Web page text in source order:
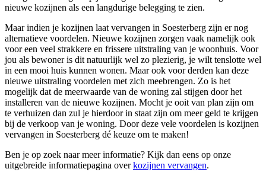
nieuwe kozijnen als een langdurige belegging te zien.
Maar indien je kozijnen laat vervangen in Soesterberg zijn er nog
alternatieve voordelen. Nieuwe kozijnen zorgen vaak namelijk ook
voor een veel strakkere en frissere uitstraling van je woonhuis. Voor
jou als bewoner is dit natuurlijk wel zo plezierig, je wilt tenslotte wel
in een mooi huis kunnen wonen. Maar ook voor derden kan deze
nieuwe uitstraling voordelen met zich meebrengen. Zo is het
mogelijk dat de meerwaarde van de woning zal stijgen door het
installeren van de nieuwe kozijnen. Mocht je ooit van plan zijn om
te verhuizen dan zul je hierdoor in staat zijn om meer geld te krijgen
bij de verkoop van je woning. Door deze vele voordelen is kozijnen
vervangen in Soesterberg dé keuze om te maken!
Ben je op zoek naar meer informatie? Kijk dan eens op onze
uitgebreide informatiepagina overkozijnen vervangen.